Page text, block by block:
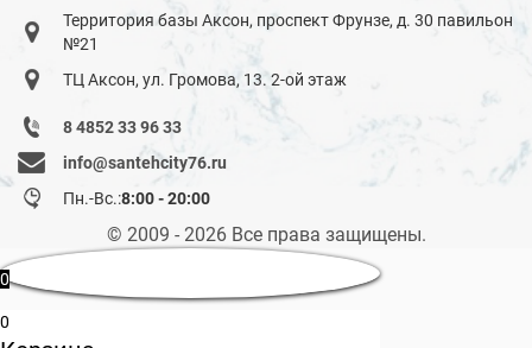
Территория базы Аксон, проспект Фрунзе, д. 30 павильон
№21
ТЦ Аксон, ул. Громова, 13. 2-ой этаж
8 4852 33 96 33
info@santehcity76.ru
Пн.-Вс.:8:00 - 20:00
© 2009 - 2026 Все права защищены.
0
0